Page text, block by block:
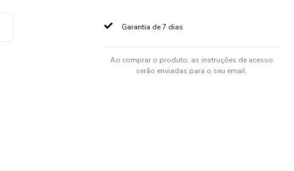
Garantia de 7 dias
Ao comprar o produto, as instruções de acesso
serão enviadas para o seu email.